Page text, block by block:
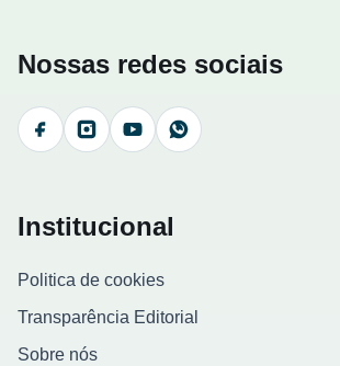
Nossas redes sociais
FacebookInstagramYouTubeWhatsApp
Institucional
Politica de cookies
Transparência Editorial
Sobre nós